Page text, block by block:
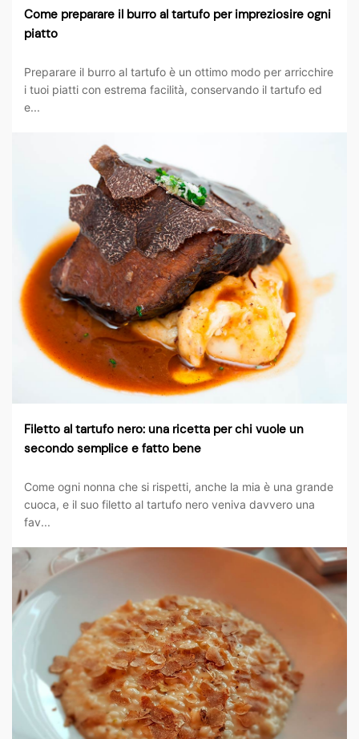
Come preparare il burro al tartufo per impreziosire ogni
piatto
Preparare il burro al tartufo è un ottimo modo per arricchire
i tuoi piatti con estrema facilità, conservando il tartufo ed
e...
Filetto al tartufo nero: una ricetta per chi vuole un
secondo semplice e fatto bene
Come ogni nonna che si rispetti, anche la mia è una grande
cuoca, e il suo filetto al tartufo nero veniva davvero una
fav...